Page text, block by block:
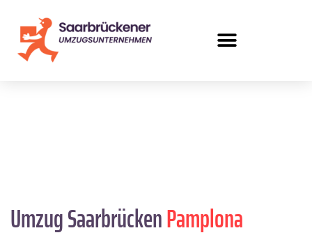
Umzug SaarbrückenPamplona